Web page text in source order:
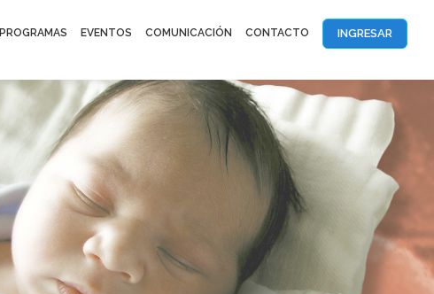
PROGRAMAS EVENTOS COMUNICACIÓN CONTACTO INGRESAR